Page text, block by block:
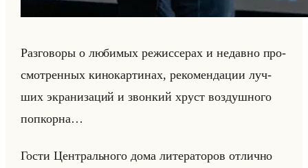
Раз­го­во­ры о лю­би­мых ре­жис­се­рах и недав­но про­
смот­рен­ных ки­но­кар­ти­нах, ре­ко­мен­да­ции луч­
ших экра­ни­за­ций и звон­кий хруст воз­душ­но­го
поп­кор­на…
Гости Цен­трально­го дома ли­те­ра­то­ров от­лич­но